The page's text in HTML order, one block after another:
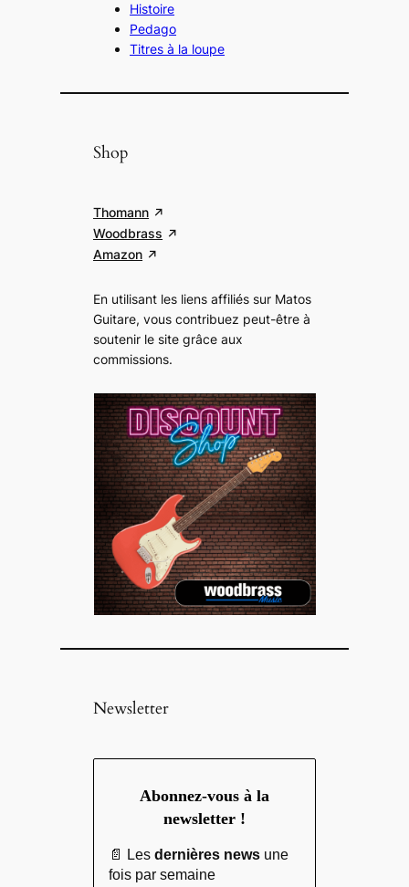
Histoire
Pedago
Titres à la loupe
Shop
Thomann
Woodbrass
Amazon
En utilisant les liens affiliés sur Matos
Guitare, vous contribuez peut-être à
soutenir le site grâce aux
commissions.
Newsletter
Abonnez-vous à la
newsletter !
📄 Lesdernières news une
fois par semaine